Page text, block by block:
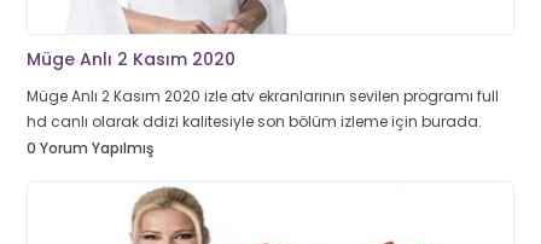
Müge Anlı 2 Kasım 2020
Müge Anlı 2 Kasım 2020 izle atv ekranlarının sevilen programı full
hd canlı olarak ddizi kalitesiyle son bölüm izleme için burada.
0 Yorum Yapılmış